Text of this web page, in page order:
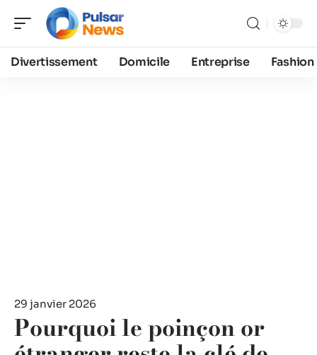
Divertissement Domicile Entreprise Fashion
29 janvier 2026
Pourquoi le poinçon or